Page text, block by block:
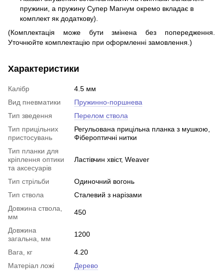
пружини, а пружину Супер Магнум окремо вкладає в
комплект як додаткову).
(Комплектація може бути змінена без попередження.
Уточнюйте комплектацію при оформленні замовлення.)
Характеристики
Калібр
4.5 мм
Вид пневматики
Пружинно-поршнева
Тип зведення
Перелом ствола
Тип прицільних
пристосувань
Регульована прицільна планка з мушкою,
Фібероптичні нитки
Тип планки для
кріплення оптики
та аксесуарів
Ластівчин хвіст, Weaver
Тип стрільби
Одиночний вогонь
Тип ствола
Сталевий з нарізами
Довжина ствола,
мм
450
Довжина
загальна, мм
1200
Вага, кг
4.20
Матеріал ложі
Дерево